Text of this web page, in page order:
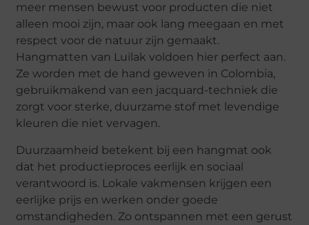
meer mensen bewust voor producten die niet
alleen mooi zijn, maar ook lang meegaan en met
respect voor de natuur zijn gemaakt.
Hangmatten van Luilak voldoen hier perfect aan.
Ze worden met de hand geweven in Colombia,
gebruikmakend van een jacquard-techniek die
zorgt voor sterke, duurzame stof met levendige
kleuren die niet vervagen.
Duurzaamheid betekent bij een hangmat ook
dat het productieproces eerlijk en sociaal
verantwoord is. Lokale vakmensen krijgen een
eerlijke prijs en werken onder goede
omstandigheden. Zo ontspannen met een gerust